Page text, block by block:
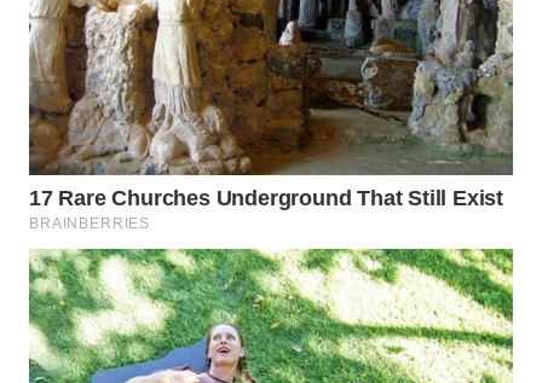
BINJAI
WN
CIREBON
WN
INDRAMAYU
WN
KUNINGAN
WN
MAJALENGKA